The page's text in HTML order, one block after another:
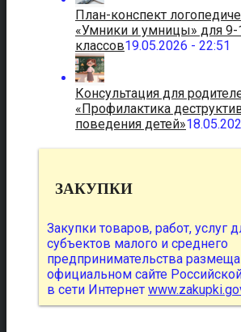
План-конспект
«Умники и умницы» для 9-
классов19.05.2026 - 22:51
Консультация для
«Профилактика
поведения детей»
ЗАКУПКИ
Закупки товаров, работ, услуг
субъектов малого и среднего
предпринимательства
официальном сайте
в сети Интернет